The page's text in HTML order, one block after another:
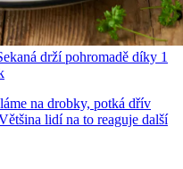
drží pohromadě díky 1
na drobky, potká dřív
lidí na to reaguje další